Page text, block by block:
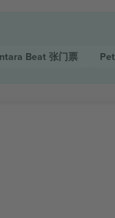
Beat 张门票